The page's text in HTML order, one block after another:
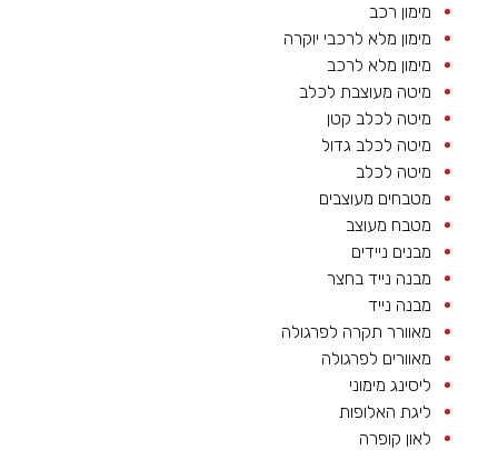
מימון רכב
מימון מלא לרכבי יוקרה
מימון מלא לרכב
מיטה מעוצבת לכלב
מיטה לכלב קטן
מיטה לכלב גדול
מיטה לכלב
מטבחים מעוצבים
מטבח מעוצב
מבנים ניידים
מבנה נייד בחצר
מבנה נייד
מאוורר תקרה לפרגולה
מאוורים לפרגולה
ליסינג מימוני
ליגת האלופות
לאון קופרה